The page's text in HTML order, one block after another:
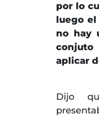
por lo
luego
no hay
aplicar
Dijo